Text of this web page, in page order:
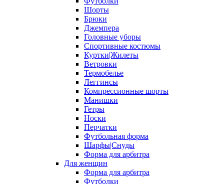
Шорты
Брюки
Джемпера
Головные уборы
Спортивные костюмы
Куртки|Жилеты
Ветровки
Термобелье
Леггинсы
Компрессионные шорты
Манишки
Гетры
Носки
Перчатки
Футбольная форма
Шарфы|Снуды
Форма для арбитра
Для женщин
Форма для арбитра
Футболки